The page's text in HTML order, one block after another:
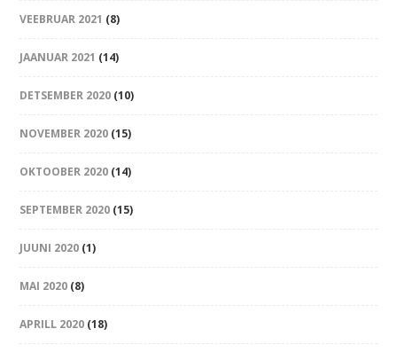
VEEBRUAR 2021 (8)
JAANUAR 2021 (14)
DETSEMBER 2020 (10)
NOVEMBER 2020 (15)
OKTOOBER 2020 (14)
SEPTEMBER 2020 (15)
JUUNI 2020 (1)
MAI 2020 (8)
APRILL 2020 (18)